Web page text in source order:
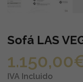
Sofá LAS
1.150,00
IVA Incluido